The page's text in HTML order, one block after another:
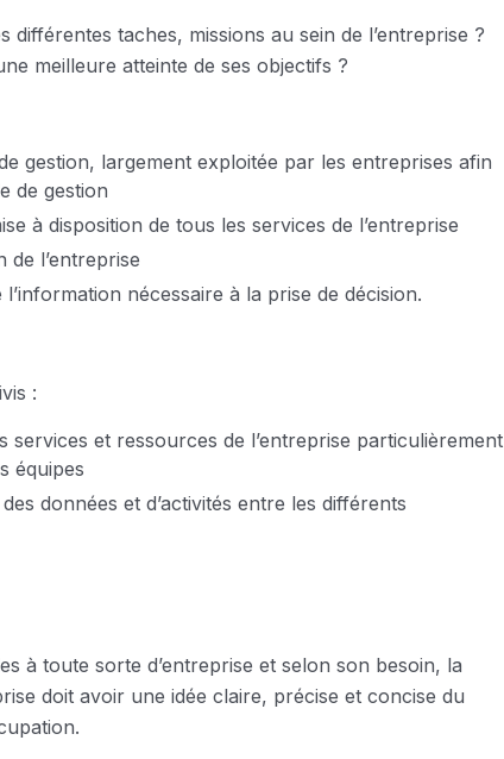
taches, missions au sein de l’entreprise ?
meilleure atteinte de ses objectifs ?
gestion, largement exploitée par les entreprises afin
de gestion
à disposition de tous les services de l’entreprise
de l’entreprise
nécessaire à la prise de décision.
:
et ressources de l’entreprise particulièrement
équipes
données et d’activités entre les différents
à toute sorte d’entreprise et selon son besoin, la
doit avoir une idée claire, précise et concise du